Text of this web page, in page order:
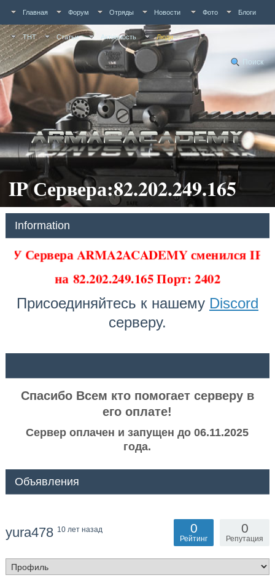
Главная Форум Отряды Новости Фото Блоги
ТНТ Статьи Активность Люди
Поиск
IP Сервера:82.202.249.165
Information
У Сервера ARMA2ACADEMY сменился IP
на82.202.249.165 Порт: 2402
Присоединяйтесь к нашему Discord
серверу.
Спасибо Всем кто помогает серверу в
его оплате!
Сервер оплачен и запущен до 06.11.2025
года.
Объявления
yura478 10 лет назад 0
Репутация
0
Рейтинг